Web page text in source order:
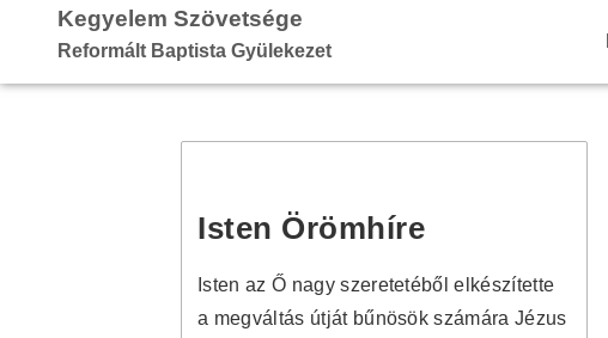
Kegyelem Szövetsége
Reformált Baptista Gyülekezet
Isten Örömhíre
Isten az Ő nagy szeretetéből elkészítette
a megváltás útját bűnösök számára Jézus